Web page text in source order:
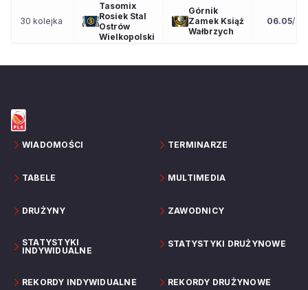
30 kolejka
Tasomix
Rosiek Stal
Ostrów
Wielkopolski
Górnik
Zamek Książ
Wałbrzych
06.05/
WIADOMOŚCI TERMINARZE
TABELE MULTIMEDIA
DRUŻYNY ZAWODNICY
STATYSTYKI
INDYWIDUALNE
STATYSTYKI DRUŻYNOWE
REKORDY INDYWIDUALNE REKORDY DRUŻYNOWE